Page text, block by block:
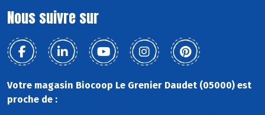
Nous suivre sur
Votre magasin Biocoop Le Grenier Daudet (05000) est
proche de :